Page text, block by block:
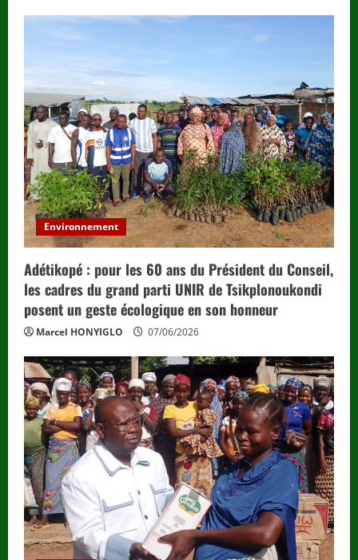
Environnement
Adétikopé : pour les 60 ans du Président du Conseil,
les cadres du grand parti UNIR de Tsikplonoukondi
posent un geste écologique en son honneur
Marcel HONYIGLO 07/06/2026